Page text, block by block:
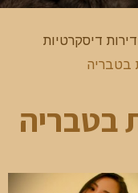
דירות דיסקרטיות
בטבריה
בטבריה